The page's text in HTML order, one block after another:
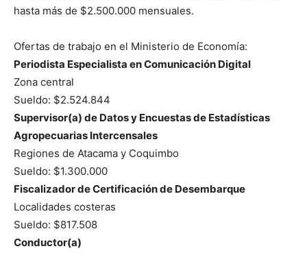
hasta más de $2.500.000 mensuales.
Ofertas de trabajo en el Ministerio de Economía:
Periodista Especialista en Comunicación Digital
Zona central
Sueldo: $2.524.844
Supervisor(a) de Datos y Encuestas de Estadísticas
Agropecuarias Intercensales
Regiones de Atacama y Coquimbo
Sueldo: $1.300.000
Fiscalizador de Certificación de Desembarque
Localidades costeras
Sueldo: $817.508
Conductor(a)